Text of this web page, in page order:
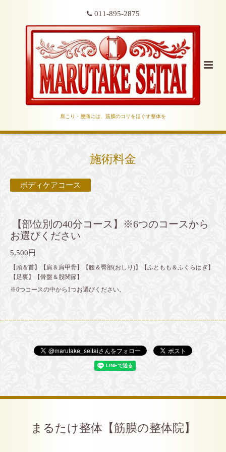
011-895-2875
肩こり・腰痛には、筋膜のコリをほぐす整体を
施術料金
ボディケアコース
【部位別の40分コース】※6つのコースから
お選びください
5,500円
【頭＆首】【肩＆肩甲骨】【腰＆臀部(おしり)】【ふともも＆ふくらはぎ】
【足裏】【骨盤＆股関節】
※6つコースの中から1つお選びください。
まるたけ整体【筋膜の整体院】